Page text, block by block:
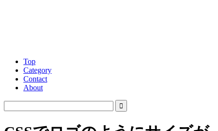
Top
Category
Contact
About